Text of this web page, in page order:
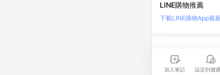
加入筆記 設定到價
LINE購物推薦
下載LINE購物App最
LINE 購物是匯集購
時間差，請務必點擊